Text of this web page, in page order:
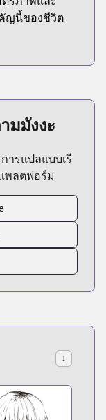
ญนี้ของชีวิต
มมังงะ
รแปลแบบเรี
พลตฟอร์ม
↓